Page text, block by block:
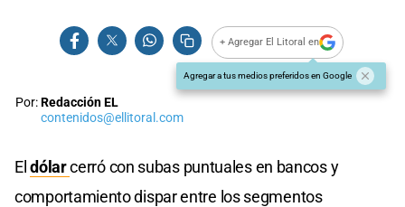
+ Agregar El Litoral en
Agregar a tus medios preferidos en Google
Por:Redacción EL
contenidos@ellitoral.com
Eldólarcerró con subas puntuales en bancos y
comportamiento dispar entre los segmentos